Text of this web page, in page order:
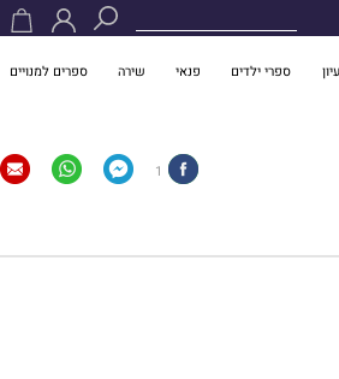
ספרי ילדים פנאי שירה ספרים למנויים
1